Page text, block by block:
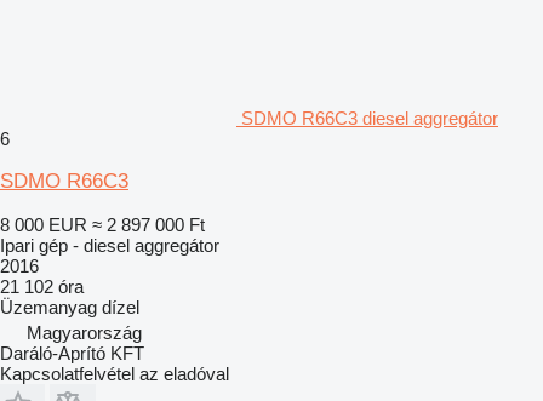
SDMO R66C3 diesel aggregátor
6
SDMO R66C3
8 000 EUR ≈ 2 897 000 Ft
Ipari gép - diesel aggregátor
2016
21 102 óra
Üzemanyag dízel
Magyarország
Daráló-Aprító KFT
Kapcsolatfelvétel az eladóval